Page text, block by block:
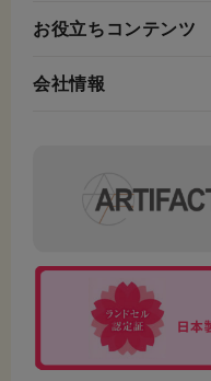
お役立ちコンテンツ
会社情報